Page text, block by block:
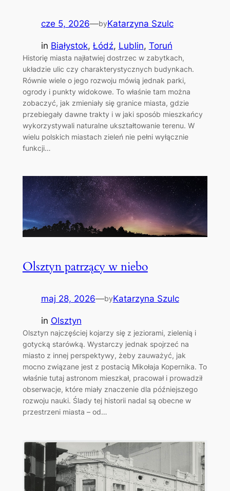
cze 5, 2026—byKatarzyna Szulc
in Białystok, Łódź, Lublin, Toruń
Historię miasta najłatwiej dostrzec w zabytkach,
układzie ulic czy charakterystycznych budynkach.
Równie wiele o jego rozwoju mówią jednak parki,
ogrody i punkty widokowe. To właśnie tam można
zobaczyć, jak zmieniały się granice miasta, gdzie
przebiegały dawne trakty i w jaki sposób mieszkańcy
wykorzystywali naturalne ukształtowanie terenu. W
wielu polskich miastach zieleń nie pełni wyłącznie
funkcji…
Olsztyn patrzący w niebo
maj 28, 2026—byKatarzyna Szulc
in Olsztyn
Olsztyn najczęściej kojarzy się z jeziorami, zielenią i
gotycką starówką. Wystarczy jednak spojrzeć na
miasto z innej perspektywy, żeby zauważyć, jak
mocno związane jest z postacią Mikołaja Kopernika. To
właśnie tutaj astronom mieszkał, pracował i prowadził
obserwacje, które miały znaczenie dla późniejszego
rozwoju nauki. Ślady tej historii nadal są obecne w
przestrzeni miasta – od…